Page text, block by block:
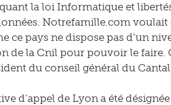
la loi Informatique et
Notrefamille.com voulait
ce pays ne dispose pas d’un
de la Cnil pour pouvoir le faire.
du conseil général du
d’appel de Lyon a été